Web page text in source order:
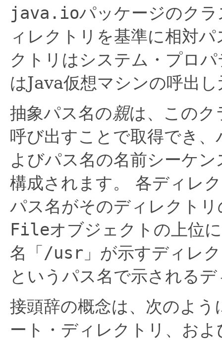
java.ioパッケージのク
ィレクトリを基準に相対
クトリはシステム・プロ
はJava仮想マシンの呼出
抽象パス名の親は、このク
呼び出すことで取得でき
よびパス名の名前シーケ
構成されます。
各ディレ
パス名がそのディレクト
Fileオブジェクトの上位
名「/usr 」が示すディレ
というパス名で示される
接頭辞の概念は、次のよ
ート・ディレクトリ、お